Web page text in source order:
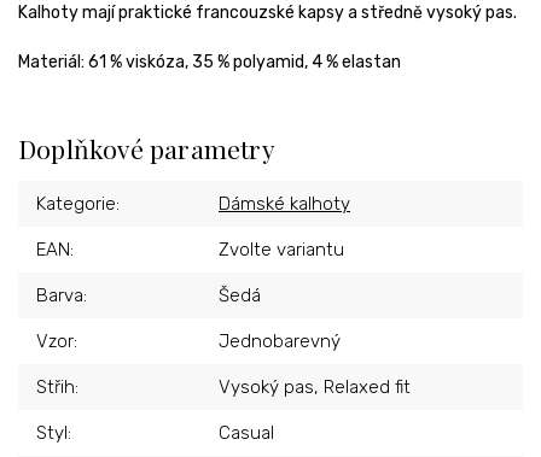
Kalhoty mají praktické francouzské kapsy a středně vysoký pas.
Materiál: 61 % viskóza, 35 % polyamid, 4 % elastan
Doplňkové parametry
Kategorie: Dámské kalhoty
EAN: Zvolte variantu
Barva: Šedá
Vzor: Jednobarevný
Střih: Vysoký pas, Relaxed fit
Styl: Casual